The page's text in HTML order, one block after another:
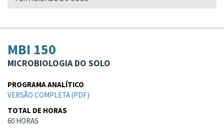
MBI 150
MICROBIOLOGIA DO SOLO
PROGRAMA ANALÍTICO
VERSÃO COMPLETA (PDF)
TOTAL DE HORAS
60 HORAS